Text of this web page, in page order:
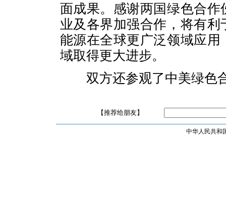
面成果。感谢两国绿色合
业及各界加强合作，将有
能源在全球更广泛领域应
域取得更大进步。
双方还参观了中美绿色
【推荐给朋友】
中华人民共和